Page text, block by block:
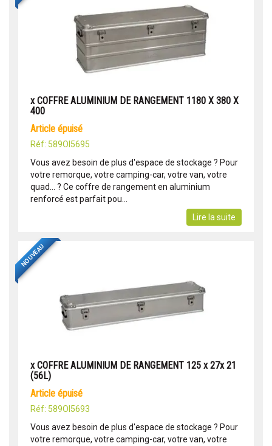
x COFFRE ALUMINIUM DE RANGEMENT 1180 X 380 X
400
article épuisé
Réf: 589OI5695
Vous avez besoin de plus d'espace de stockage ? Pour
votre remorque, votre camping-car, votre van, votre
quad... ? Ce coffre de rangement en aluminium
renforcé est parfait pou...
Lire la suite
NOUVEAU
x COFFRE ALUMINIUM DE RANGEMENT 125 x 27x 21
(56L)
article épuisé
Réf: 589OI5693
Vous avez besoin de plus d'espace de stockage ? Pour
votre remorque, votre camping-car, votre van, votre